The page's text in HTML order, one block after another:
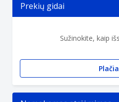
Prekių gidai
Sužinokite, kaip